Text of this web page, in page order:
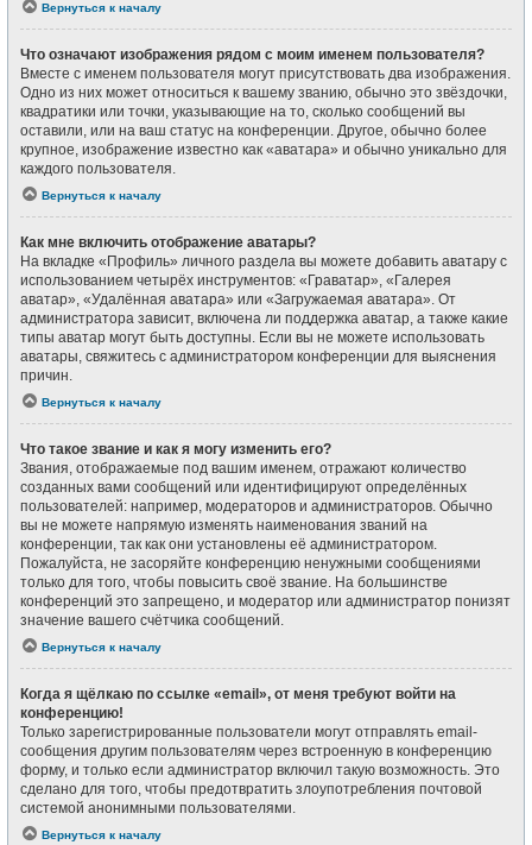
Вернуться к началу
Что означают изображения рядом с моим именем пользователя?
Вместе с именем пользователя могут присутствовать два изображения.
Одно из них может относиться к вашему званию, обычно это звёздочки,
квадратики или точки, указывающие на то, сколько сообщений вы
оставили, или на ваш статус на конференции. Другое, обычно более
крупное, изображение известно как «аватара» и обычно уникально для
каждого пользователя.
Вернуться к началу
Как мне включить отображение аватары?
На вкладке «Профиль» личного раздела вы можете добавить аватару с
использованием четырёх инструментов: «Граватар», «Галерея
аватар», «Удалённая аватара» или «Загружаемая аватара». От
администратора зависит, включена ли поддержка аватар, а также какие
типы аватар могут быть доступны. Если вы не можете использовать
аватары, свяжитесь с администратором конференции для выяснения
причин.
Вернуться к началу
Что такое звание и как я могу изменить его?
Звания, отображаемые под вашим именем, отражают количество
созданных вами сообщений или идентифицируют определённых
пользователей: например, модераторов и администраторов. Обычно
вы не можете напрямую изменять наименования званий на
конференции, так как они установлены её администратором.
Пожалуйста, не засоряйте конференцию ненужными сообщениями
только для того, чтобы повысить своё звание. На большинстве
конференций это запрещено, и модератор или администратор понизят
значение вашего счётчика сообщений.
Вернуться к началу
Когда я щёлкаю по ссылке «email», от меня требуют войти на
конференцию!
Только зарегистрированные пользователи могут отправлять email-
сообщения другим пользователям через встроенную в конференцию
форму, и только если администратор включил такую возможность. Это
сделано для того, чтобы предотвратить злоупотребления почтовой
системой анонимными пользователями.
Вернуться к началу